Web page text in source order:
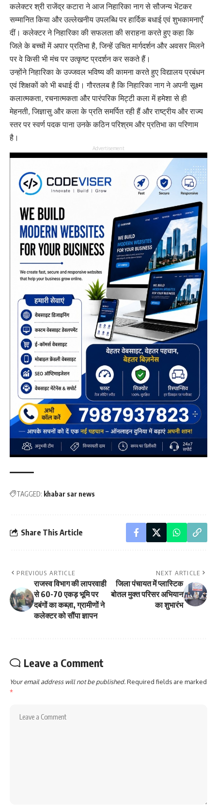
कलेक्टर श्री राजेंद्र कटारा ने आज निहारिका नाग से सौजन्य भेंटकर
सम्मानित किया और उल्लेखनीय उपलब्धि पर हार्दिक बधाई एवं शुभकामनाएँ
दीं। कलेक्टर ने निहारिका की सफलता की सराहना करते हुए कहा कि
जिले के बच्चों में अपार प्रतिभा है, जिन्हें उचित मार्गदर्शन और अवसर मिलने
पर वे किसी भी मंच पर उत्कृष्ट प्रदर्शन कर सकते हैं।
उन्होंने निहारिका के उज्जवल भविष्य की कामना करते हुए विद्यालय प्रबंधन
एवं शिक्षकों को भी बधाई दी। गौरतलब है कि निहारिका नाग ने अपनी सूक्ष्म
कलात्मकता, रचनात्मकता और पारंपरिक मिट्टी कला में हमेशा से ही
मेहनती, जिज्ञासु और कला के प्रति समर्पित रही हैं और राष्ट्रीय और राज्य
स्तर पर स्वर्ण पदक पाना उनके कठिन परिश्रम और प्रतिभा का परिणाम
है।
Advertisement
TAGGED: khabar sar news
Share This Article
PREVIOUS ARTICLE
राजस्व विभाग की लापरवाही
से 60-70 एकड़ भूमि पर
दबंगों का कब्ज़ा, ग्रामीणों ने
कलेक्टर को सौंपा ज्ञापन
NEXT ARTICLE
जिला पंचायत में प्लास्टिक
बोतल मुक्त परिसर अभियान
का शुभारंभ
Leave a Comment
Your email address will not be published.Required fields are marked
*